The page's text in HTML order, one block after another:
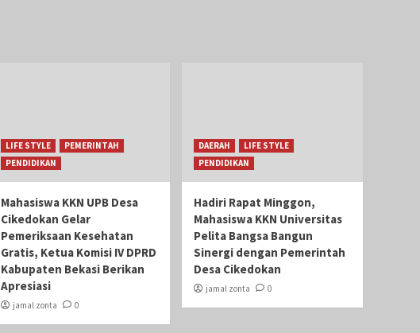
LIFE STYLE
PEMERINTAH
PENDIDIKAN
Mahasiswa KKN UPB Desa
Cikedokan Gelar
Pemeriksaan Kesehatan
Gratis, Ketua Komisi IV DPRD
Kabupaten Bekasi Berikan
Apresiasi
jamal zonta 0
DAERAH
LIFE STYLE
PENDIDIKAN
Hadiri Rapat Minggon,
Mahasiswa KKN Universitas
Pelita Bangsa Bangun
Sinergi dengan Pemerintah
Desa Cikedokan
jamal zonta 0